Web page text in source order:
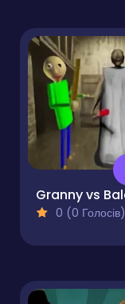
0 (0 Голосів)